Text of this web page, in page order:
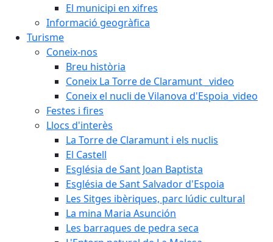
El municipi en xifres
Informació geogràfica
Turisme
Coneix-nos
Breu història
Coneix La Torre de Claramunt _video
Coneix el nucli de Vilanova d'Espoia_video
Festes i fires
Llocs d'interès
La Torre de Claramunt i els nuclis
El Castell
Església de Sant Joan Baptista
Església de Sant Salvador d'Espoia
Les Sitges ibèriques, parc lúdic cultural
La mina Maria Asunción
Les barraques de pedra seca